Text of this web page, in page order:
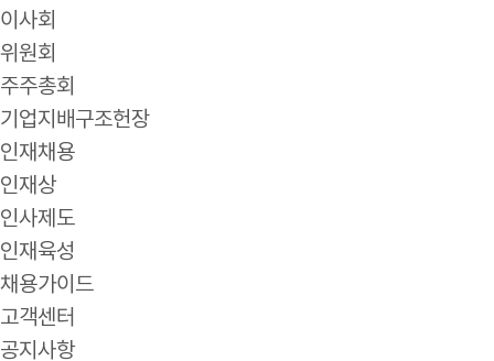
이사회
위원회
주주총회
기업지배구조헌장
인재채용
인재상
인사제도
인재육성
채용가이드
고객센터
공지사항